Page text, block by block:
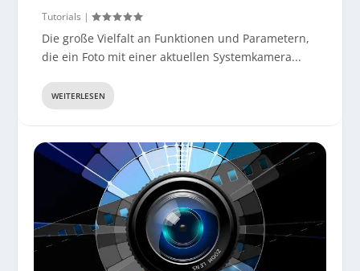
Tutorials |
Die große Vielfalt an Funktionen und Parametern,
die ein Foto mit einer aktuellen Systemkamera...
WEITERLESEN